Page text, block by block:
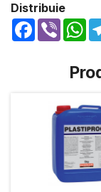
Distribuie
Facebook
Viber